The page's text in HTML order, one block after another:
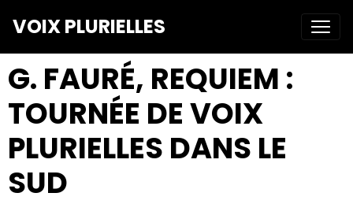
VOIX PLURIELLES
G. FAURÉ, REQUIEM :
TOURNÉE DE VOIX
PLURIELLES DANS LE
SUD